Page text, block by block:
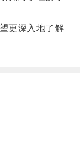
更深入地了解